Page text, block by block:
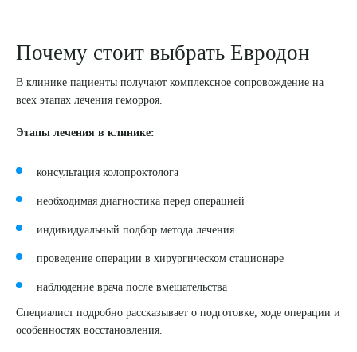
Почему стоит выбрать Евродон
В клинике пациенты получают комплексное сопровождение на
всех этапах лечения геморроя.
Этапы лечения в клинике:
консультация колопроктолога
необходимая диагностика перед операцией
индивидуальный подбор метода лечения
проведение операции в хирургическом стационаре
наблюдение врача после вмешательства
Специалист подробно рассказывает о подготовке, ходе операции и
особенностях восстановления.